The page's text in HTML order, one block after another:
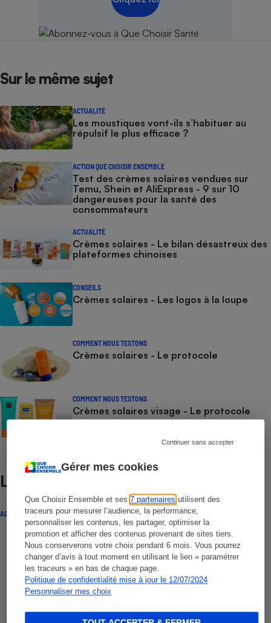
Gérer mes cookies
Que Choisir Ensemble et ses7 partenaires utilisent des
traceurs pour mesurer l’audience, la performance,
personnaliser les contenus, les partager, optimiser la
promotion et afficher des contenus provenant de sites tiers.
Nous conserverons votre choix pendant 6 mois. Vous pourrez
changer d’avis à tout moment en utilisant le lien « paramétrer
les traceurs » en bas de chaque page.
Politique de confidentialité mise à jour le 12/07/2024
Personnaliser mes choix
Continuer sans accepter
Sur le même sujet
ACTUALITÉ
Les moustiques vont-ils s’habituer au
répulsif le plus efficace ?
ACTION QUE CHOISIR ENSEMBLE
Test des crèmes solaires vendues sur
Temu, Shein et AliExpress - 9 sur 10
dangereuses pour la santé des
consommateurs
ACTUALITÉ
Crèmes solaires - Le bilan désastreux des
plateformes chinoises
CONSEILS
Crèmes solaires - Les logos à la loupe
COMMENT NOUS TESTONS
Crèmes solaires - Le protocole
COMMENT NOUS TESTONS
Crèmes solaires visage - Le protocole
Lire aussi
ACTUALITÉ